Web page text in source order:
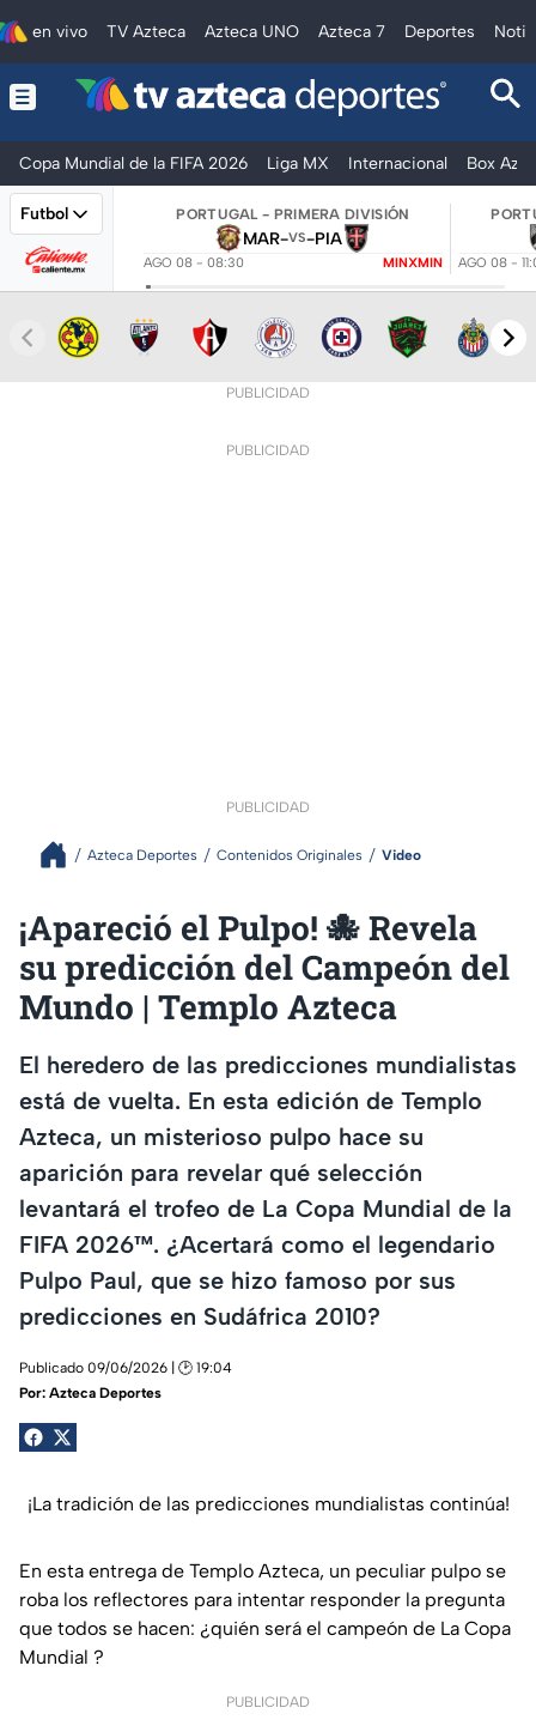
en vivo TV Azteca Azteca UNO Azteca 7 Deportes
Copa Mundial de la FIFA 2026 Liga MX Internacional Box
Futbol PORTUGAL - PRIMERA DIVISIÓN
MAR-VS-PIA
AGO 08 - 08:30 MINXMIN AGO 08 -
PUBLICIDAD
PUBLICIDAD
PUBLICIDAD
Azteca Deportes Contenidos Originales Video
¡Apareció el Pulpo! 🐙 Revela
su predicción del Campeón del
Mundo | Templo Azteca
El heredero de las predicciones mundialistas
está de vuelta. En esta edición de Templo
Azteca, un misterioso pulpo hace su
aparición para revelar qué selección
levantará el trofeo de La Copa Mundial de la
FIFA 2026™. ¿Acertará como el legendario
Pulpo Paul, que se hizo famoso por sus
predicciones en Sudáfrica 2010?
Publicado 09/06/2026 | 🕑 19:04
Por: Azteca Deportes
¡La tradición de las predicciones mundialistas continúa!
En esta entrega de Templo Azteca, un peculiar pulpo se
roba los reflectores para intentar responder la pregunta
que todos se hacen: ¿quién será el campeón de La Copa
Mundial ?
PUBLICIDAD